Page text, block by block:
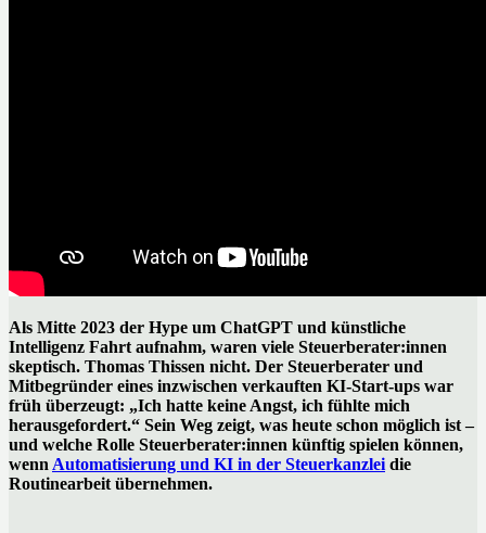
Als Mitte 2023 der Hype um ChatGPT und künstliche
Intelligenz Fahrt aufnahm, waren viele Steuerberater:innen
skeptisch. Thomas Thissen nicht. Der Steuerberater und
Mitbegründer eines inzwischen verkauften KI-Start-ups war
früh überzeugt: „Ich hatte keine Angst, ich fühlte mich
herausgefordert.“ Sein Weg zeigt, was heute schon möglich ist –
und welche Rolle Steuerberater:innen künftig spielen können,
wenn Automatisierung und KI in der Steuerkanzlei die
Routinearbeit übernehmen.